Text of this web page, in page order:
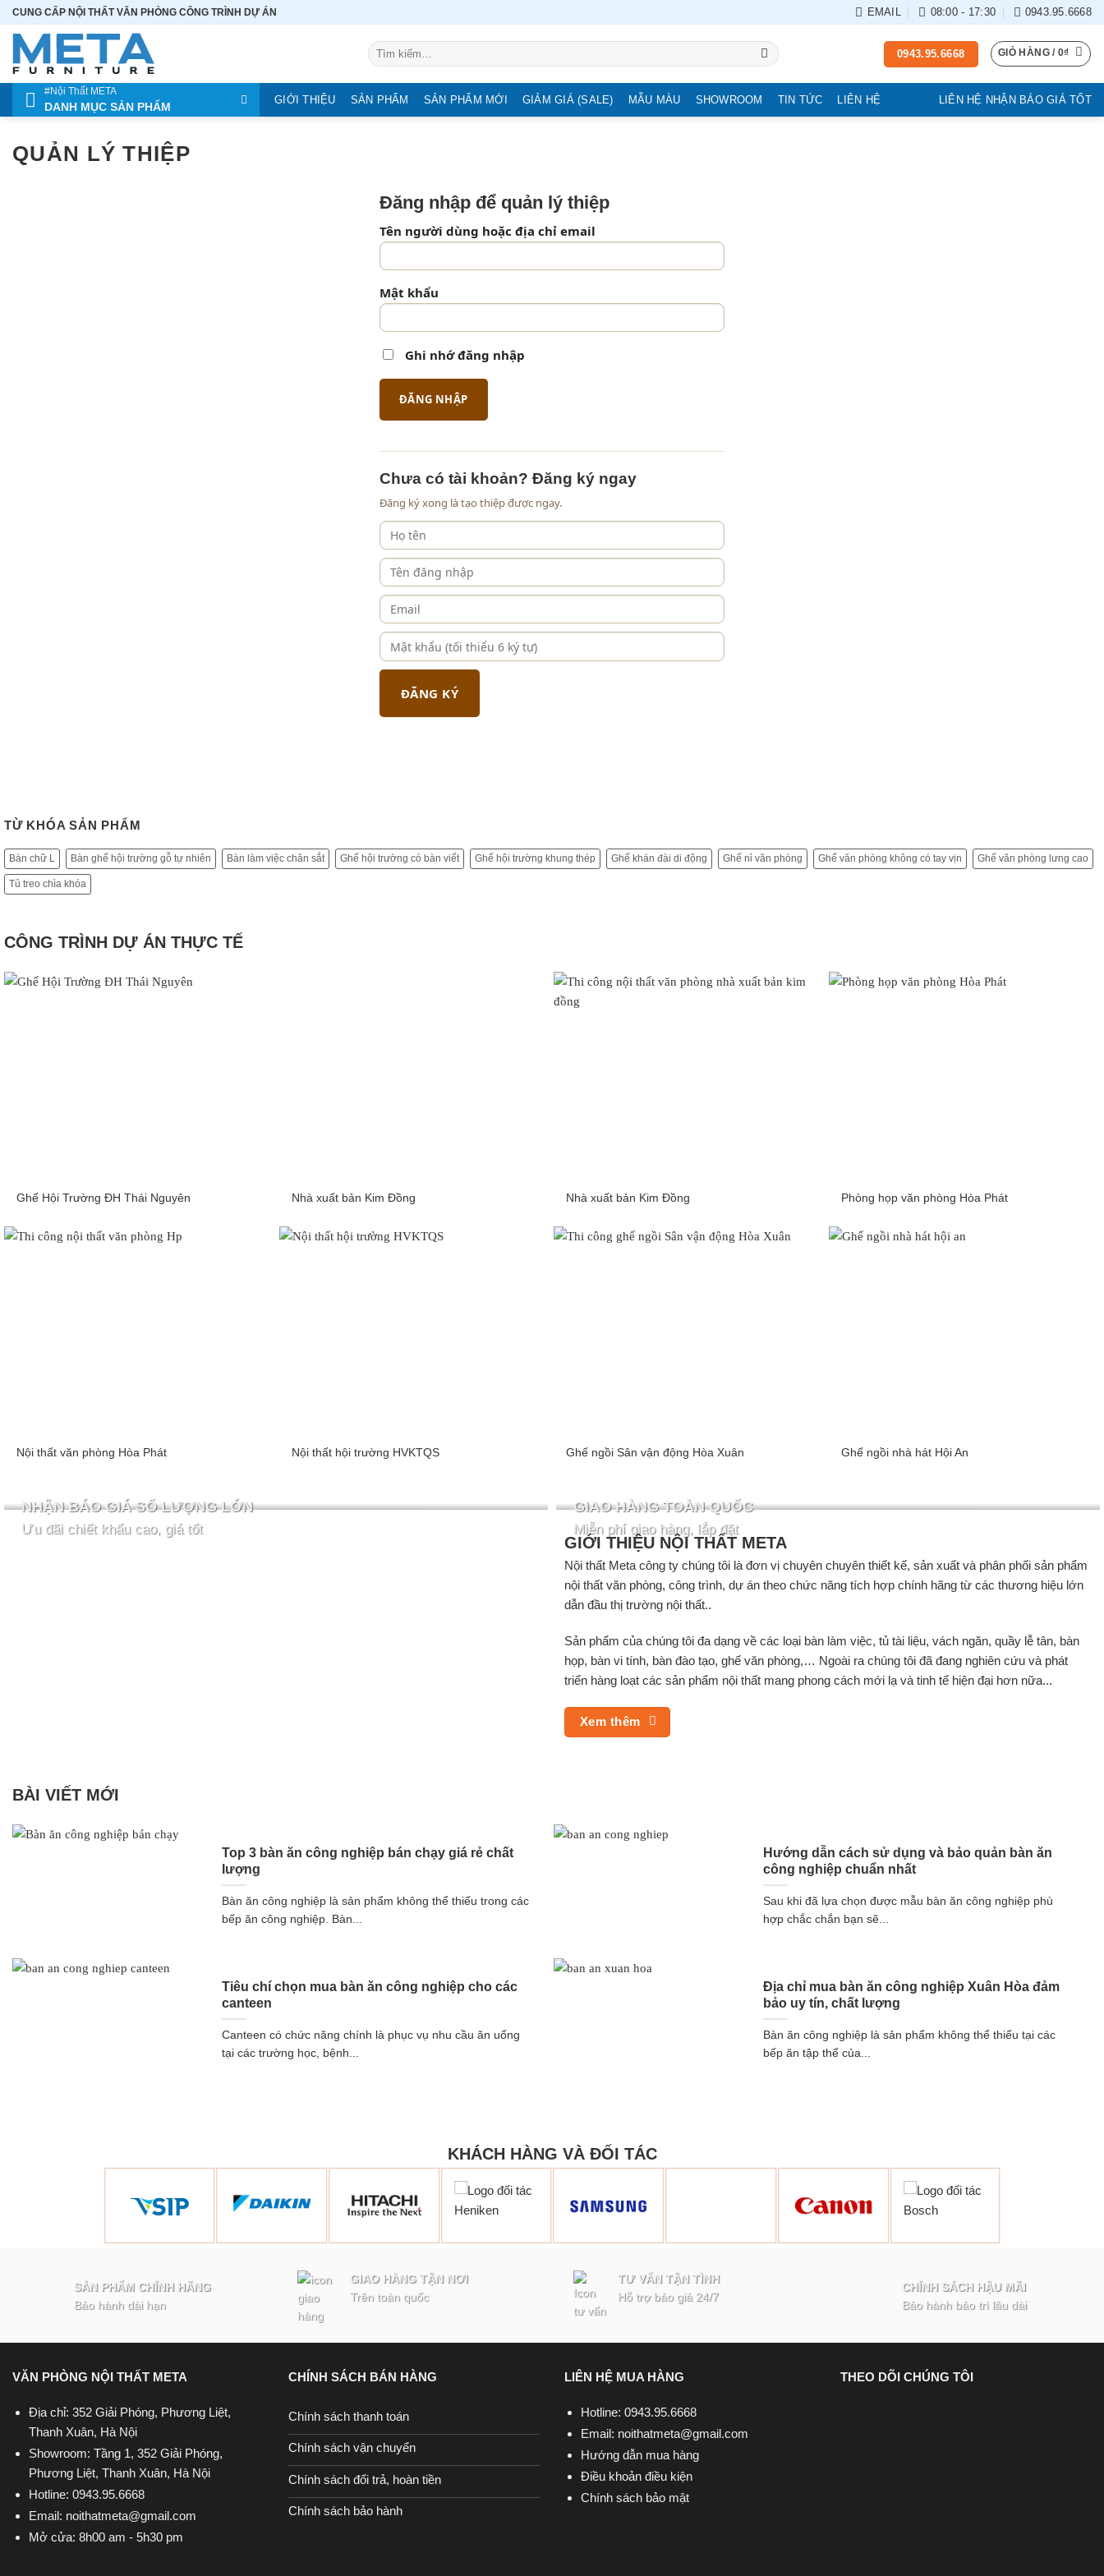
Bỏ
qua
dung
CUNG CẤP NỘI THẤT VĂN PHÒNG CÔNG TRÌNH DỰ ÁN EMAIL 08:00 - 17:30 0943.95.6668
Tìm
kiếm:
0943.95.6668 GIỎ HÀNG /0₫
#Nội Thất META
DANH MỤC SẢN PHẨM
GIỚI THIỆU SẢN PHẨM SẢN PHẨM MỚI GIẢM GIÁ (SALE) MẪU MÀU SHOWROOM TIN TỨC LIÊN HỆ LIÊN HỆ NHẬN BÁO GIÁ TỐT
QUẢN LÝ THIỆP
Đăng nhập để quản lý thiệp
Tên người dùng hoặc địa chỉ email
Mật khẩu
Ghi nhớ đăng nhập
Chưa có tài khoản? Đăng ký ngay
Đăng ký xong là tạo thiệp được ngay.
ĐĂNG KÝ
TỪ KHÓA SẢN PHẨM
Bàn chữ L Bàn ghế hội trường gỗ tự nhiên Bàn làm việc chân sắt Ghế hội trường có bàn viết Ghế hội trường khung thép Ghế khán đài di động Ghế nỉ văn phòng Ghế văn phòng không có tay vịn Ghế văn phòng lưng cao
Tủ treo chìa khóa
CÔNG TRÌNH DỰ ÁN THỰC TẾ
Ghế Hội Trường ĐH Thái Nguyên Nhà xuất bản Kim Đồng Nhà xuất bản Kim Đồng Phòng họp văn phòng Hòa Phát
Nội thất văn phòng Hòa Phát Nội thất hội trường HVKTQS Ghế ngồi Sân vận động Hòa Xuân Ghế ngồi nhà hát Hội An
NHẬN BÁO GIÁ SỐ LƯỢNG LỚN
Ưu đãi chiết khấu cao, giá tốt
GIAO HÀNG TOÀN QUỐC
Miễn phí giao hàng, lắp đặt
GIỚI THIỆU NỘI THẤT META
Nội thất Meta công ty chúng tôi là đơn vị chuyên chuyên thiết kế, sản xuất và phân phối sản phẩm
nội thất văn phòng, công trình, dự án theo chức năng tích hợp chính hãng từ các thương hiệu lớn
dẫn đầu thị trường nội thất..
Sản phẩm của chúng tôi đa dạng về các loại bàn làm việc, tủ tài liệu, vách ngăn, quầy lễ tân, bàn
họp, bàn vi tính, bàn đào tạo, ghế văn phòng,… Ngoài ra chúng tôi đã đang nghiên cứu và phát
triển hàng loạt các sản phẩm nội thất mang phong cách mới lạ và tinh tế hiện đại hơn nữa...
Xem thêm
BÀI VIẾT MỚI
Top 3 bàn ăn công nghiệp bán chạy giá rẻ chất
lượng
Bàn ăn công nghiệp là sản phẩm không thể thiếu trong các
bếp ăn công nghiệp. Bàn...
Hướng dẫn cách sử dụng và bảo quản bàn ăn
công nghiệp chuẩn nhất
Sau khi đã lựa chọn được mẫu bàn ăn công nghiệp phù
hợp chắc chắn bạn sẽ...
Tiêu chí chọn mua bàn ăn công nghiệp cho các
canteen
Canteen có chức năng chính là phục vụ nhu cầu ăn uống
tại các trường học, bệnh...
Địa chỉ mua bàn ăn công nghiệp Xuân Hòa đảm
bảo uy tín, chất lượng
Bàn ăn công nghiệp là sản phẩm không thể thiếu tại các
bếp ăn tập thể của...
KHÁCH HÀNG VÀ ĐỐI TÁC
SẢN PHẨM CHÍNH HÃNG
Bảo hành dài hạn
GIAO HÀNG TẬN NƠI
Trên toàn quốc
TƯ VẤN TẬN TÌNH
Hỗ trợ báo giá 24/7
CHÍNH SÁCH HẬU MÃI
Bảo hành bảo trì lâu dài
VĂN PHÒNG NỘI THẤT META
Địa chỉ: 352 Giải Phóng, Phương Liệt,
Thanh Xuân, Hà Nội
Showroom: Tầng 1, 352 Giải Phóng,
Phương Liệt, Thanh Xuân, Hà Nội
Hotline: 0943.95.6668
Email: noithatmeta@gmail.com
Mở cửa: 8h00 am - 5h30 pm
CHÍNH SÁCH BÁN HÀNG
Chính sách thanh toán
Chính sách vận chuyển
Chính sách đổi trả, hoàn tiền
Chính sách bảo hành
LIÊN HỆ MUA HÀNG
Hotline: 0943.95.6668
Email: noithatmeta@gmail.com
Hướng dẫn mua hàng
Điều khoản điều kiện
Chính sách bảo mật
THEO DÕI CHÚNG TÔI